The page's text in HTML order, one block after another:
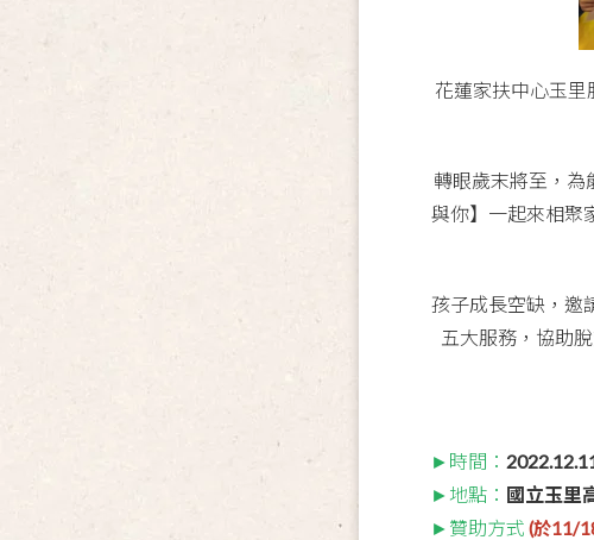
花蓮家扶中心玉
轉眼歲末將至，為
與你】一起來相聚
孩子成長空缺，邀
五大服務，協助
►時間：
►地點： 國立玉里
►贊助方式 (於11/